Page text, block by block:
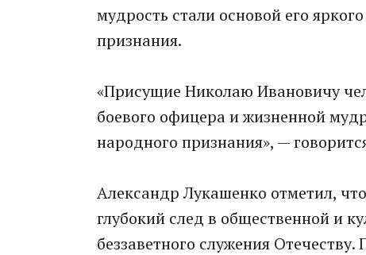
мудрость стали основой его
признания.
«Присущие Николаю Ивановичу
боевого офицера и жизненной
народного признания», —
Александр Лукашенко отметил,
глубокий след в общественной и
беззаветного служения